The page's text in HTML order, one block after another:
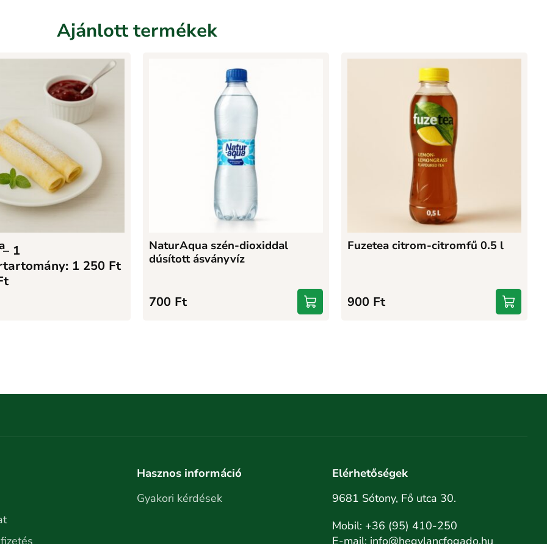
Ajánlott termékek
– 1
1 250 Ft
NaturAqua szén-dioxiddal
dúsított ásványvíz
700 Ft
Fuzetea citrom-citromfű 0.5 l
900 Ft
Hasznos információ
Gyakori kérdések
Elérhetőségek
9681 Sótony, Fő utca 30.
Mobil: +36 (95) 410-250
E-mail: info@hegylancfogado.hu